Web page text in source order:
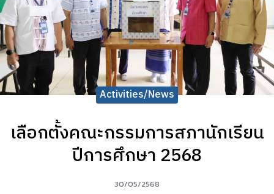
Activities/News
เลือกตั้งคณะกรรมการสภานักเรียน
ปีการศึกษา 2568
30/05/2568